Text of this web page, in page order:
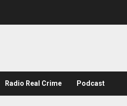
Radio Real Crime Podcast